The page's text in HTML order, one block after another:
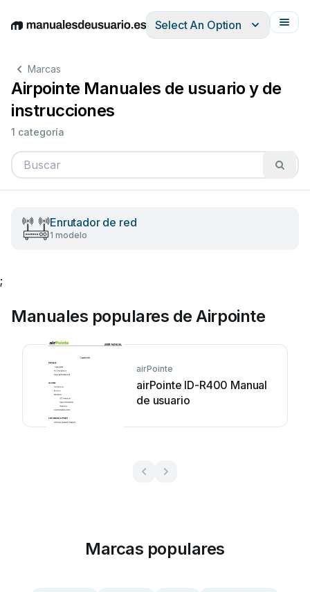
EnglishDeutschEspañolItalianoFrançais
Select An Option
Marcas
Airpointe Manuales de usuario y de
instrucciones
1 categoría
Enrutador de red
1 modelo
;
Manuales populares de Airpointe
airPointe
airPointe ID-R400 Manual
de usuario
Marcas populares